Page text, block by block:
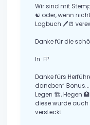
Wir sind mit
☯ oder, wenn
Logbuch 🖊📒
Danke für die
In: FP
Danke fürs
daneben“
Legen 🏗, Hegen
diese wurde
versteckt.